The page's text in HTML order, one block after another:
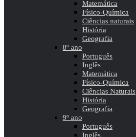
Matemática
Físico-Química
Ciências naturais
História
Geografia
8º ano
Português
Inglês
Matemática
Físico-Química
Ciências Naturais
História
Geografia
9º ano
Português
Inglês